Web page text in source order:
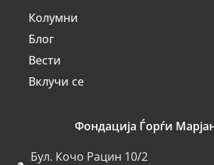
Колумни
Блог
Вести
Вклучи се
Фондација Ѓорѓи
Бул. Кочо Рацин 10/2